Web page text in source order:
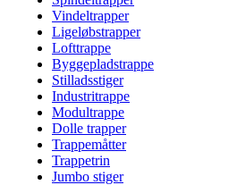
Vindeltrapper
Ligeløbstrapper
Lofttrappe
Byggepladstrappe
Stilladsstiger
Industritrappe
Modultrappe
Dolle trapper
Trappemåtter
Trappetrin
Jumbo stiger